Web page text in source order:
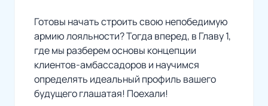
Готовы начать строить свою непобедимую
армию лояльности? Тогда вперед, в Главу 1,
где мы разберем основы концепции
клиентов-амбассадоров и научимся
определять идеальный профиль вашего
будущего глашатая! Поехали!